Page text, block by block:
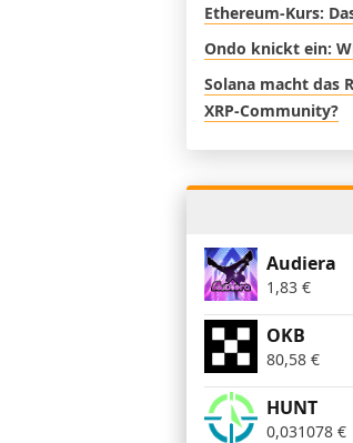
Ethereum-Kurs:
Ondo knickt ein:
Solana macht das
XRP-Community?
Audiera
1,83 €
OKB
80,58 €
HUNT
0,031078 €